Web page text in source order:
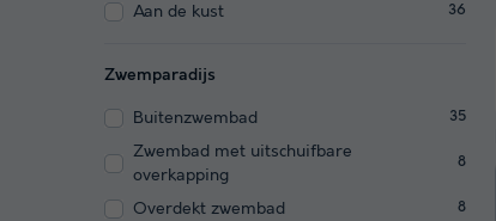
Aan de kust 36
Zwemparadijs
Buitenzwembad 35
Zwembad met uitschuifbare
overkapping
8
Overdekt zwembad 8